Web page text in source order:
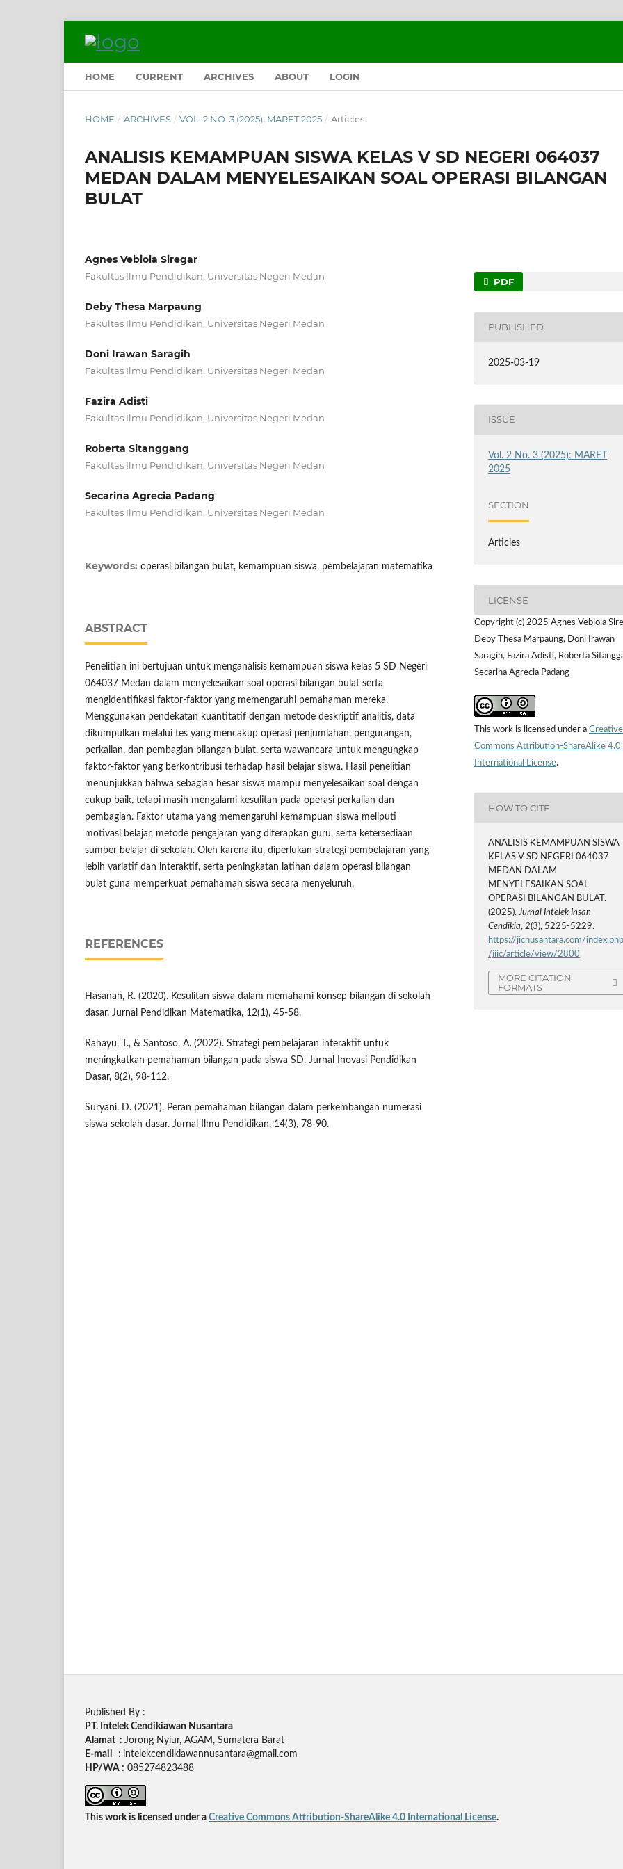
HOME CURRENT ARCHIVES ABOUT LOGIN
HOME / ARCHIVES / VOL. 2 NO. 3 (2025): MARET 2025 / Articles
ANALISIS KEMAMPUAN SISWA KELAS V SD NEGERI 064037
MEDAN DALAM MENYELESAIKAN SOAL OPERASI BILANGAN
BULAT
Agnes Vebiola Siregar
Fakultas Ilmu Pendidikan, Universitas Negeri Medan
Deby Thesa Marpaung
Fakultas Ilmu Pendidikan, Universitas Negeri Medan
Doni Irawan Saragih
Fakultas Ilmu Pendidikan, Universitas Negeri Medan
Fazira Adisti
Fakultas Ilmu Pendidikan, Universitas Negeri Medan
Roberta Sitanggang
Fakultas Ilmu Pendidikan, Universitas Negeri Medan
Secarina Agrecia Padang
Fakultas Ilmu Pendidikan, Universitas Negeri Medan
Keywords: operasi bilangan bulat, kemampuan siswa, pembelajaran matematika
ABSTRACT
Penelitian ini bertujuan untuk menganalisis kemampuan siswa kelas 5 SD Negeri
064037 Medan dalam menyelesaikan soal operasi bilangan bulat serta
mengidentifikasi faktor-faktor yang memengaruhi pemahaman mereka.
Menggunakan pendekatan kuantitatif dengan metode deskriptif analitis, data
dikumpulkan melalui tes yang mencakup operasi penjumlahan, pengurangan,
perkalian, dan pembagian bilangan bulat, serta wawancara untuk mengungkap
faktor-faktor yang berkontribusi terhadap hasil belajar siswa. Hasil penelitian
menunjukkan bahwa sebagian besar siswa mampu menyelesaikan soal dengan
cukup baik, tetapi masih mengalami kesulitan pada operasi perkalian dan
pembagian. Faktor utama yang memengaruhi kemampuan siswa meliputi
motivasi belajar, metode pengajaran yang diterapkan guru, serta ketersediaan
sumber belajar di sekolah. Oleh karena itu, diperlukan strategi pembelajaran yang
lebih variatif dan interaktif, serta peningkatan latihan dalam operasi bilangan
bulat guna memperkuat pemahaman siswa secara menyeluruh.
REFERENCES
Hasanah, R. (2020). Kesulitan siswa dalam memahami konsep bilangan di sekolah
dasar. Jurnal Pendidikan Matematika, 12(1), 45-58.
Rahayu, T., & Santoso, A. (2022). Strategi pembelajaran interaktif untuk
meningkatkan pemahaman bilangan pada siswa SD. Jurnal Inovasi Pendidikan
Dasar, 8(2), 98-112.
Suryani, D. (2021). Peran pemahaman bilangan dalam perkembangan numerasi
siswa sekolah dasar. Jurnal Ilmu Pendidikan, 14(3), 78-90.
PDF
PUBLISHED
2025-03-19
ISSUE
Vol. 2 No. 3 (2025): MARET
2025
SECTION
Articles
LICENSE
Copyright (c) 2025 Agnes Vebiola
Deby Thesa Marpaung, Doni Irawan
Saragih, Fazira Adisti, Roberta
Secarina Agrecia Padang
This work is licensed under a Creative
Commons Attribution-ShareAlike 4.0
International License.
HOW TO CITE
ANALISIS KEMAMPUAN SISWA
KELAS V SD NEGERI 064037
MEDAN DALAM
MENYELESAIKAN SOAL
OPERASI BILANGAN BULAT.
(2025).Jurnal Intelek Insan
Cendikia,2(3), 5225-5229.
https://jicnusantara.com/
/jiic/article/view/2800
MORE CITATION
FORMATS
Published By :
PT. Intelek Cendikiawan Nusantara
Alamat : Jorong Nyiur, AGAM, Sumatera Barat
E-mail : intelekcendikiawannusantara@gmail.com
HP/WA : 085274823488
This work is licensed under a Creative Commons Attribution-ShareAlike 4.0 International License.